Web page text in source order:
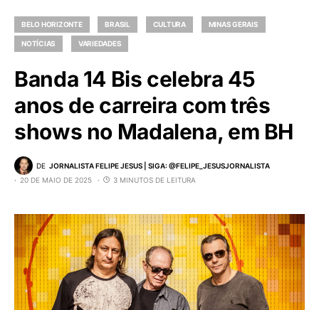
BELO HORIZONTE BRASIL CULTURA MINAS GERAIS
NOTÍCIAS VARIEDADES
Banda 14 Bis celebra 45
anos de carreira com três
shows no Madalena, em BH
DE JORNALISTA FELIPE JESUS | SIGA: @FELIPE_JESUSJORNALISTA
20 DE MAIO DE 2025
3 MINUTOS DE LEITURA